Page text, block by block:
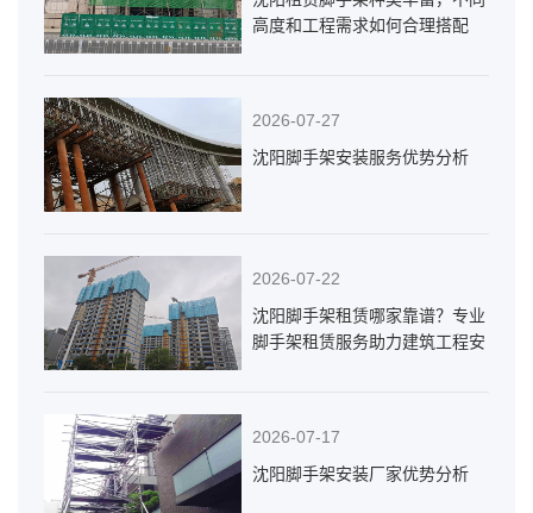
高度和工程需求如何合理搭配
2026-07-27
沈阳脚手架安装服务优势分析
2026-07-22
沈阳脚手架租赁哪家靠谱？专业
脚手架租赁服务助力建筑工程安
2026-07-17
沈阳脚手架安装厂家优势分析